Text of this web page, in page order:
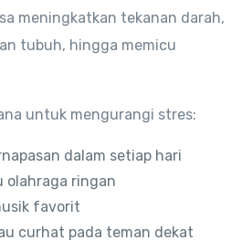
meningkatkan tekanan darah,
tubuh, hingga memicu
untuk mengurangi stres:
dalam setiap hari
olahraga ringan
favorit
curhat pada teman dekat